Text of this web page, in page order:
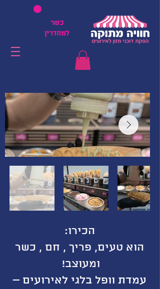
כשר
למהדרין
הכירו:
הוא טעים, פריך , חם , כשר
ומעוצב!
עמדת וופל בלגי לאירועים –